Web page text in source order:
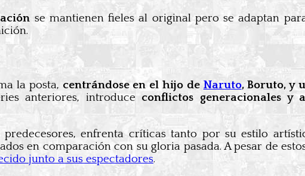
se mantienen fieles al original pero se adaptan
la posta, centrándose en el hijo de Naruto, Boruto, y
anteriores, introduce conflictos generacionales y
enfrenta críticas tanto por su estilo
en comparación con su gloria pasada. A pesar de
junto a sus espectadores.